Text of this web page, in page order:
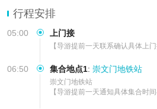
行程安排
05:00 上门接
【导游提前一天联系确认具体上
06:50 集合地点1: 崇文门地铁站
崇文门地铁站
【导游提前一天通知具体集合时间